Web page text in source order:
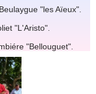
"les Aïeux".
"L'Aristo".
"Bellouguet".